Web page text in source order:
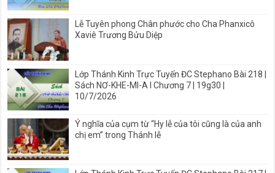
Lễ Tuyên phong Chân phước cho Cha Phanxicô
Xaviê Trương Bửu Diệp
Lớp Thánh Kinh Trực Tuyến ĐC Stephano Bài 218 |
Sách NƠ-KHE-MI-A I Chương 7 | 19g30 |
10/7/2026
Ý nghĩa của cụm từ “Hy lễ của tôi cũng là của anh
chị em” trong Thánh lễ